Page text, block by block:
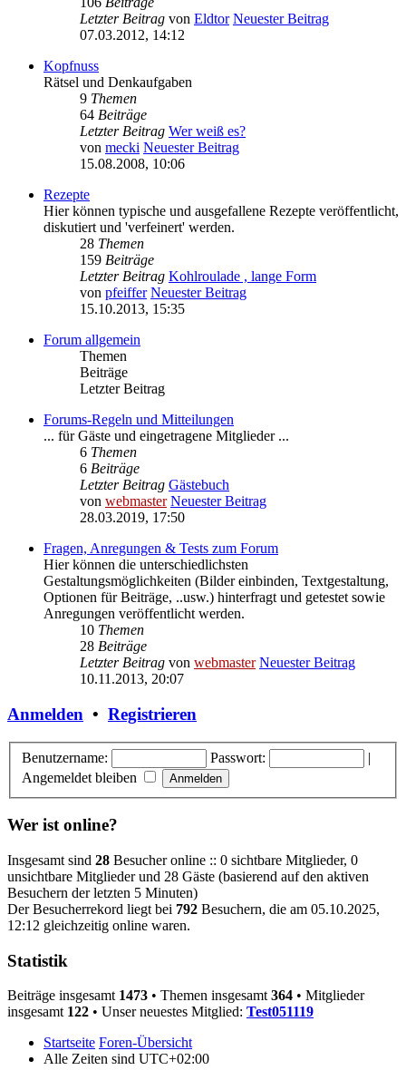
Letzter Beitrag von Eldtor Neuester Beitrag
07.03.2012, 14:12
Kopfnuss
Rätsel und Denkaufgaben
9 Themen
64 Beiträge
Letzter Beitrag Wer weiß es?
von mecki Neuester Beitrag
15.08.2008, 10:06
Rezepte
Hier können typische und ausgefallene Rezepte veröffentlicht,
diskutiert und 'verfeinert' werden.
28 Themen
159 Beiträge
Letzter Beitrag Kohlroulade , lange Form
von pfeiffer Neuester Beitrag
15.10.2013, 15:35
Forum allgemein
Themen
Beiträge
Letzter Beitrag
Forums-Regeln und Mitteilungen
... für Gäste und eingetragene Mitglieder ...
6 Themen
6 Beiträge
Letzter Beitrag Gästebuch
von webmaster Neuester Beitrag
28.03.2019, 17:50
Fragen, Anregungen & Tests zum Forum
Hier können die unterschiedlichsten
Gestaltungsmöglichkeiten (Bilder einbinden, Textgestaltung,
Optionen für Beiträge, ..usw.) hinterfragt und getestet sowie
Anregungen veröffentlicht werden.
10 Themen
28 Beiträge
Letzter Beitrag von webmaster Neuester Beitrag
10.11.2013, 20:07
Anmelden • Registrieren
Benutzername: Passwort:
|
Angemeldet bleiben
Wer ist online?
Insgesamt sind 28 Besucher online :: 0 sichtbare Mitglieder, 0
unsichtbare Mitglieder und 28 Gäste (basierend auf den aktiven
Besuchern der letzten 5 Minuten)
Der Besucherrekord liegt bei 792 Besuchern, die am 05.10.2025,
12:12 gleichzeitig online waren.
Statistik
Beiträge insgesamt 1473 • Themen insgesamt 364 • Mitglieder
insgesamt 122 • Unser neuestes Mitglied: Test051119
Startseite Foren-Übersicht
Alle Zeiten sind UTC+02:00